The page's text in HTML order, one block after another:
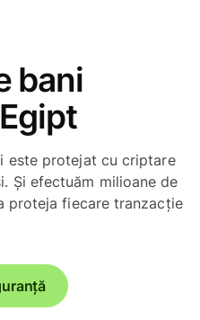
bani
este protejat cu criptare
Și efectuăm milioane de
proteja fiecare tranzacție